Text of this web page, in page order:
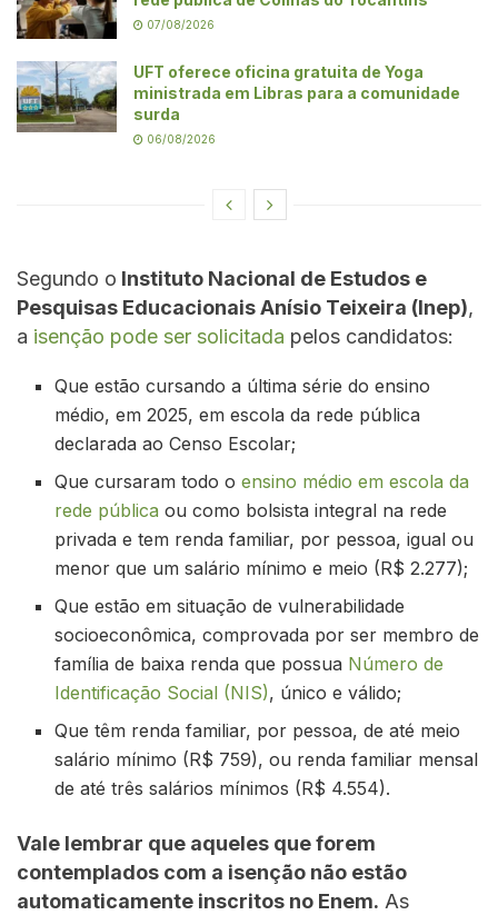
07/08/2026
UFT oferece oficina gratuita de Yoga
ministrada em Libras para a comunidade
surda
06/08/2026
Segundo o Instituto Nacional de Estudos e
Pesquisas Educacionais Anísio Teixeira (Inep),
a isenção pode ser solicitada pelos candidatos:
Que estão cursando a última série do ensino
médio, em 2025, em escola da rede pública
declarada ao Censo Escolar;
Que cursaram todo oensino médio em escola da
rede pública ou como bolsista integral na rede
privada e tem renda familiar, por pessoa, igual ou
menor que um salário mínimo e meio (R$ 2.277);
Que estão em situação de vulnerabilidade
socioeconômica, comprovada por ser membro de
família de baixa renda que possua Número de
Identificação Social (NIS), único e válido;
Que têm renda familiar, por pessoa, de até meio
salário mínimo (R$ 759), ou renda familiar mensal
de até três salários mínimos (R$ 4.554).
Vale lembrar que aqueles que forem
contemplados com a isenção não estão
automaticamente inscritos no Enem. As